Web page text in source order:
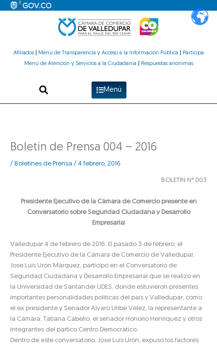
Afiliados| Menú de Transparencia y Acceso a la Información Pública
Participa
Menú de Atención y Servicios a la Ciudadanía
Respuestas anónimas
Menú
Boletín de Prensa 004 – 2016
/ Boletines de Prensa /4 febrero, 2016
BOLETÍN N° 003
Presidente Ejecutivo de la Cámara de Comercio presente en
Conversatorio sobre Seguridad Ciudadana y Desarrollo
Empresarial
Valledupar 4 de febrero de 2016. El pasado 3 de febrero, el
Presidente Ejecutivo de la Cámara de Comercio de Valledupar,
Jose Luis Urón Márquez, participó en el Conversatorio de
Seguridad Ciudadana y Desarrollo Empresarial que se realizó en
la Universidad de Santander UDES, donde estuvieron presentes
importantes personalidades políticas del país y Valledupar, como
el ex presidente y Senador Álvaro Uribe Vélez, la representante a
la Cámara, Tatiana Cabello, el senador Honorio Henríquez y otros
integrantes del partico Centro Democrático.
Dentro de este conversatorio, Jose Luis Urón, expuso los factores